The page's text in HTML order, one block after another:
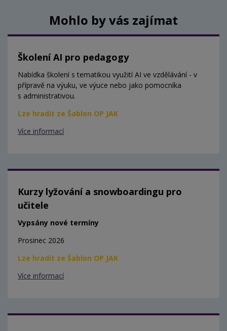
Mohlo by vás zajímat
Školení AI pro pedagogy
Nabídka školení s tematikou využití AI ve vzdělávání - v
přípravě na výuku, ve výuce nebo jako pomocníka
s administrativou.
Lze hradit ze Šablon OP JAK
Více informací
Kurzy lyžování a snowboardingu pro
učitele
Vypsány nové termíny
Prosinec 2026
Lze hradit ze Šablon OP JAK
Více informací